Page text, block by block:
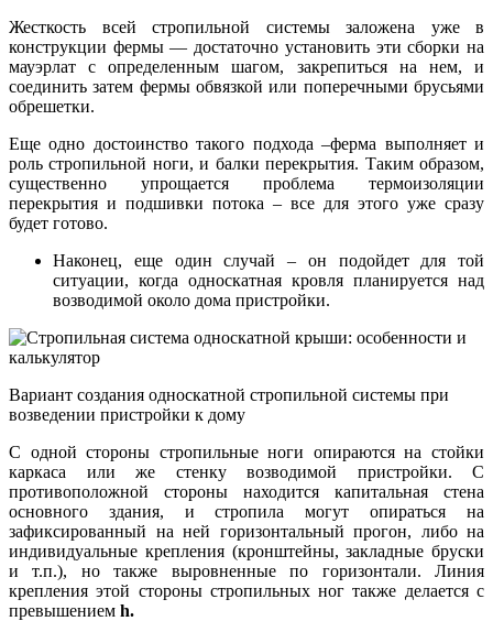
Жесткость всей стропильной системы заложена уже в
конструкции фермы — достаточно установить эти сборки на
мауэрлат с определенным шагом, закрепиться на нем, и
соединить затем фермы обвязкой или поперечными брусьями
обрешетки.
Еще одно достоинство такого подхода –ферма выполняет и
роль стропильной ноги, и балки перекрытия. Таким образом,
существенно упрощается проблема термоизоляции
перекрытия и подшивки потока – все для этого уже сразу
будет готово.
Наконец, еще один случай – он подойдет для той
ситуации, когда односкатная кровля планируется над
возводимой около дома пристройки.
Вариант создания односкатной стропильной системы при
возведении пристройки к дому
С одной стороны стропильные ноги опираются на стойки
каркаса или же стенку возводимой пристройки. С
противоположной стороны находится капитальная стена
основного здания, и стропила могут опираться на
зафиксированный на ней горизонтальный прогон, либо на
индивидуальные крепления (кронштейны, закладные бруски
и т.п.), но также выровненные по горизонтали. Линия
крепления этой стороны стропильных ног также делается с
превышением h.